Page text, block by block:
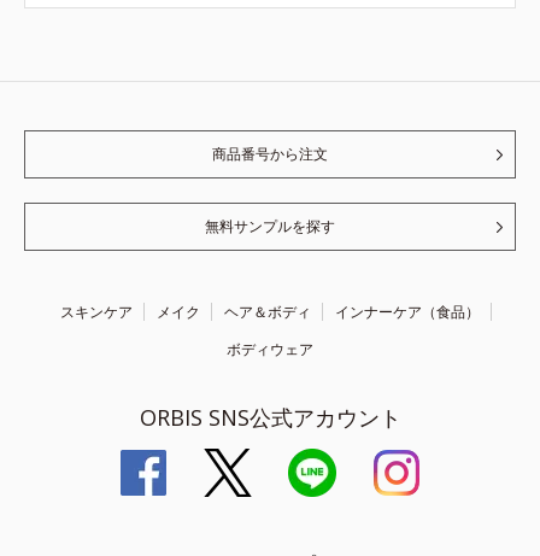
商品番号から注文
無料サンプルを探す
スキンケア メイク ヘア＆ボディ
インナーケア（食品）
ボディウェア
ORBIS SNS公式アカウント